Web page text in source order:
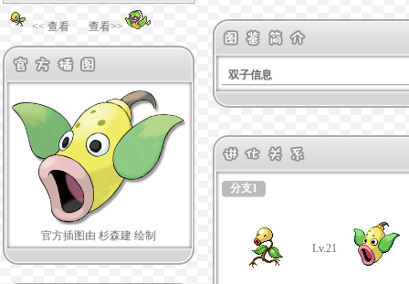
<< 查看 查看>>
官方插图由 杉森建 绘制
双子信息
分支1
Lv.21